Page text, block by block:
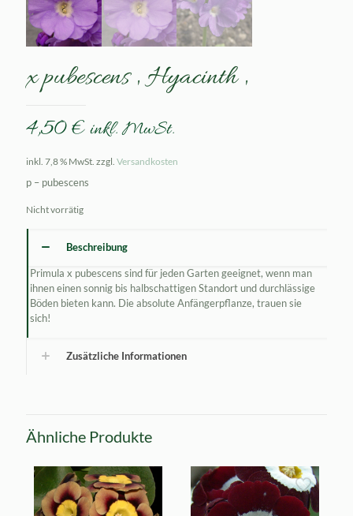
x pubescens ‚ Hyacinth ‚
4,50€ inkl. MwSt.
inkl. 7,8 % MwSt. zzgl. Versandkosten
p – pubescens
Nicht vorrätig
Beschreibung
Primula x pubescens sind für jeden Garten geeignet, wenn man
ihnen einen sonnig bis halbschattigen Standort und durchlässige
Böden bieten kann. Die absolute Anfängerpflanze, trauen sie
sich!
Zusätzliche Informationen
Ähnliche Produkte